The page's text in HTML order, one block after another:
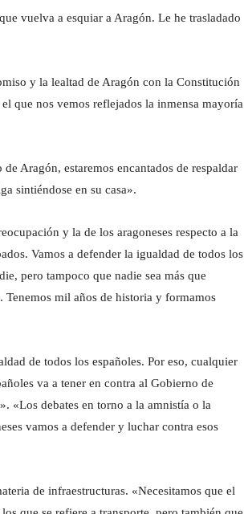
vuelva a esquiar a Aragón. Le he trasladado
y la lealtad de Aragón con la Constitución
que nos vemos reflejados la inmensa mayoría
Aragón, estaremos encantados de respaldar
sintiéndose en su casa».
y la de los aragoneses respecto a la
Vamos a defender la igualdad de todos los
pero tampoco que nadie sea más que
Tenemos mil años de historia y formamos
de todos los españoles. Por eso, cualquier
va a tener en contra al Gobierno de
«Los debates en torno a la amnistía o la
vamos a defender y luchar contra esos
de infraestructuras. «Necesitamos que el